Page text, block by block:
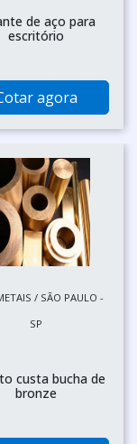
de aço para
escritório
agora
/ SÃO PAULO -
SP
custa bucha de
bronze